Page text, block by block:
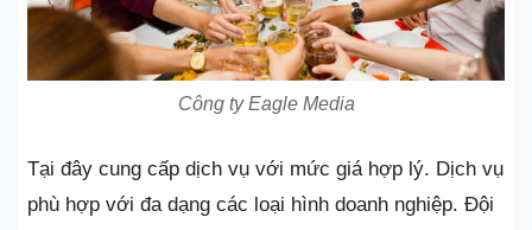
Công ty Eagle Media
Tại đây cung cấp dịch vụ với mức giá hợp lý. Dịch vụ
phù hợp với đa dạng các loại hình doanh nghiệp. Đội